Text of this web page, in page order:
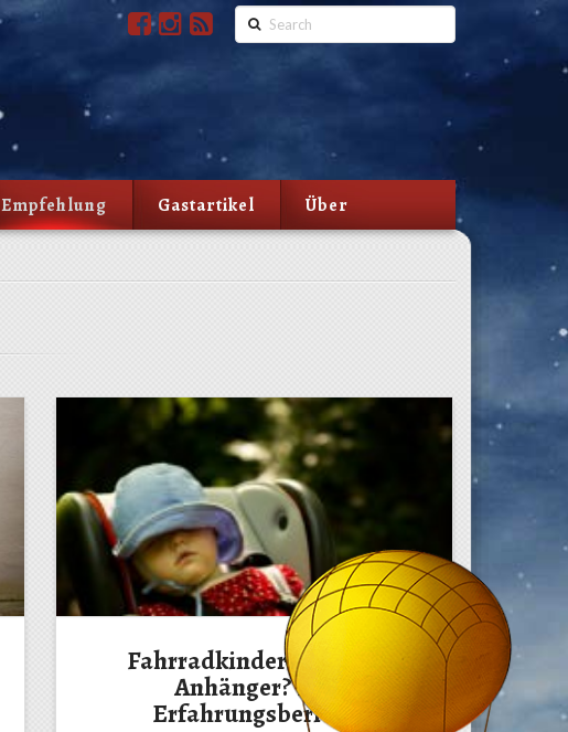
Search
Empfehlung Gastartikel Über
Fahrradkindersitz oder
Anhänger? Ein
Erfahrungsbericht